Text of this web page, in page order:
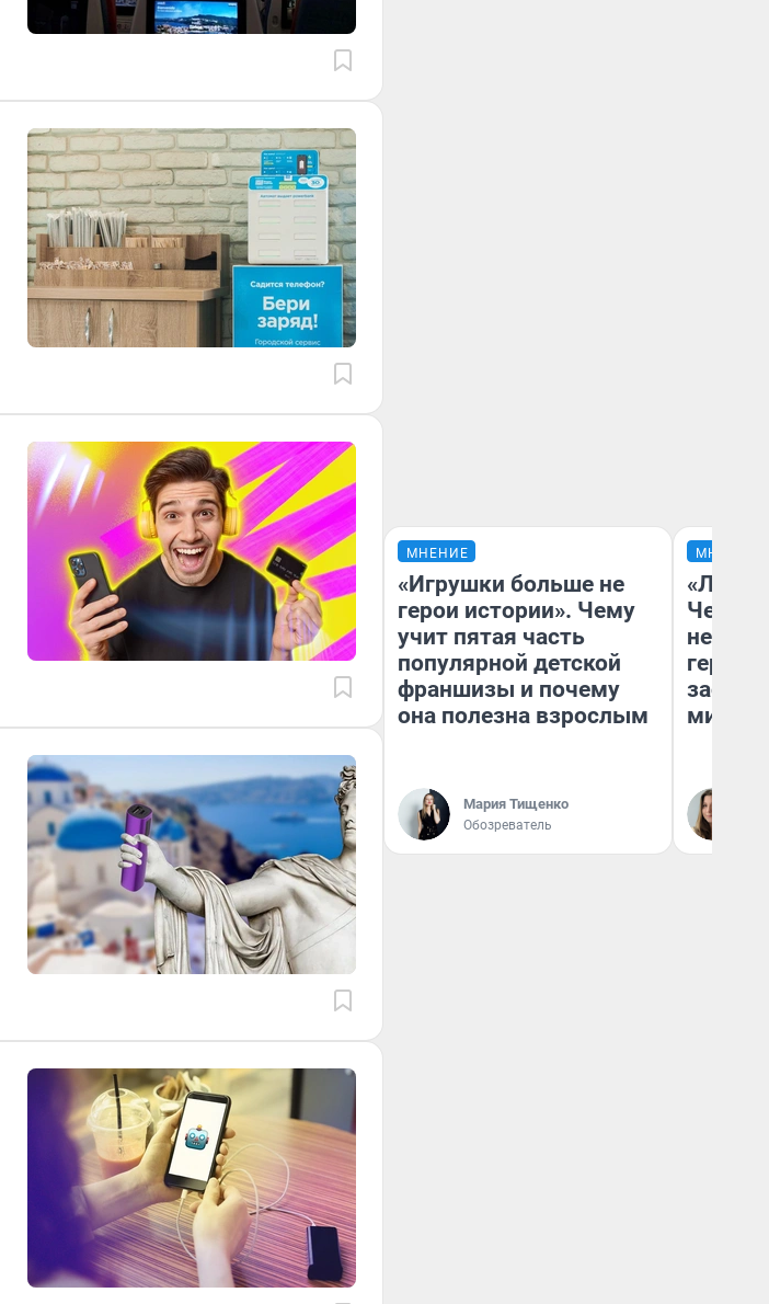
МНЕНИЕ
«Игрушки больше не
герои истории». Чему
учит пятая часть
популярной детской
франшизы и почему
она полезна взрослым
Мария Тищенко
Обозреватель
МНЕНИЕ
«Люди
Чем
герои